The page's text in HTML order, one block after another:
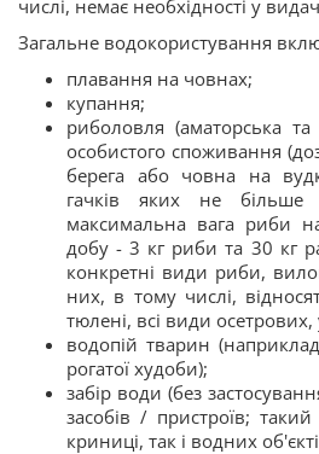
числі, немає необхідності у
Загальне водокористування
плавання на човнах;
купання;
риболовля (аматорська
особистого споживання
берега або човна на
гачків яких не більше
максимальна вага риби
добу - 3 кг риби та 30 кг
конкретні види риби,
них, в тому числі,
тюлені, всі види осетрових,
водопій тварин
рогатої худоби);
забір води (без
засобів / пристроїв;
криниці, так і водних